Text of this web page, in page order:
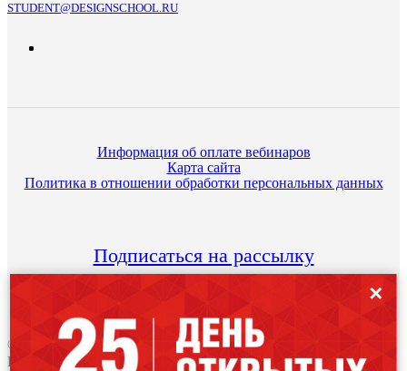
STUDENT@DESIGNSCHOOL.RU
© 1995–2026 International Design School (Международная
Школа Дизайна)
Информация об оплате вебинаров
Карта сайта
Политика в отношении обработки персональных данных
Подписаться на рассылку
✕